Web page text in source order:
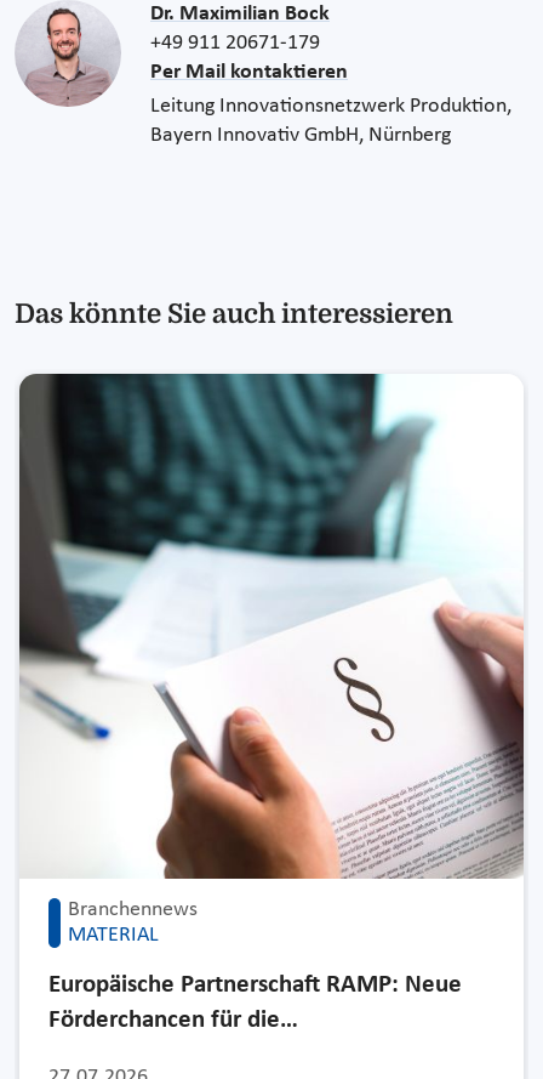
Dr. Maximilian Bock
+49 911 20671-179
Per Mail kontaktieren
Leitung Innovationsnetzwerk Produktion,
Bayern Innovativ GmbH, Nürnberg
Das könnte Sie auch interessieren
Branchennews
MATERIAL
Europäische Partnerschaft RAMP: Neue
Förderchancen für die…